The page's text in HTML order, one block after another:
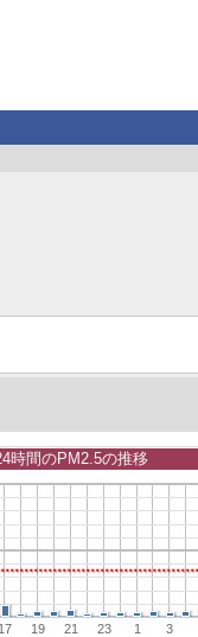
17 19 21 23 1 3
時間のPM2.5の推移